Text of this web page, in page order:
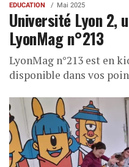
EDUCATION Mai 2025
Université Lyon 2,
LyonMag n°213
LyonMag n°213 est en
disponible dans vos